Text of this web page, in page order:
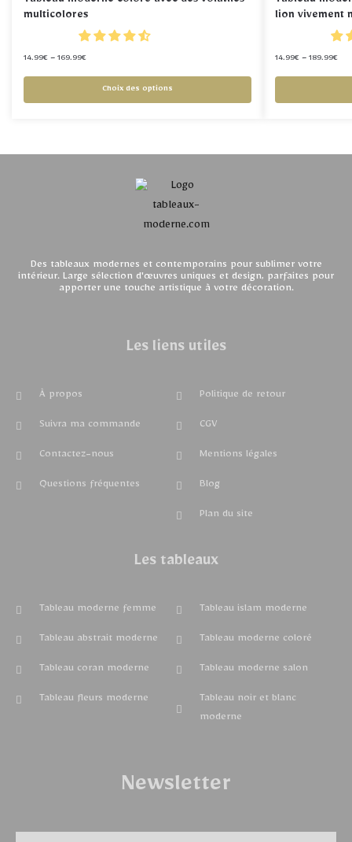
multicolores
14.99€ – 169.99€
Choix des options
lion vivement
14.99€ – 189.99€
Des tableaux modernes et contemporains pour sublimer votre
intérieur. Large sélection d'œuvres uniques et design, parfaites pour
apporter une touche artistique à votre décoration.
Les liens utiles
À propos
Suivra ma commande
Contactez-nous
Questions fréquentes
Politique de retour
CGV
Mentions légales
Blog
Plan du site
Les tableaux
Tableau moderne femme
Tableau abstrait moderne
Tableau coran moderne
Tableau fleurs moderne
Tableau islam moderne
Tableau moderne coloré
Tableau moderne salon
Tableau noir et blanc
moderne
Newsletter